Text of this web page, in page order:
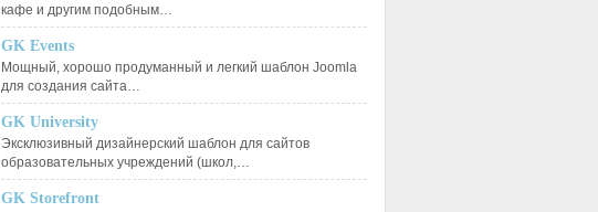
кафе и другим подобным…
GK Events
Мощный, хорошо продуманный и легкий шаблон Joomla
для создания сайта…
GK University
Эксклюзивный дизайнерский шаблон для сайтов
образовательных учреждений (школ,…
GK Storefront